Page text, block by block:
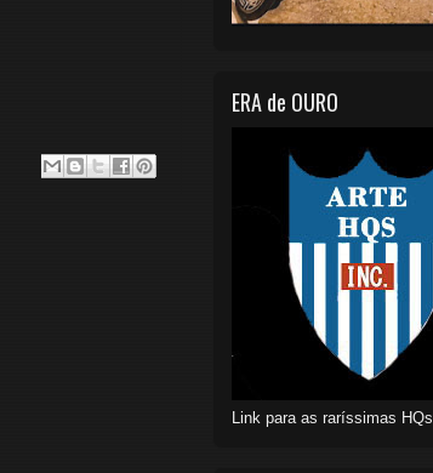
ERA de OURO
Link para as raríssimas HQs